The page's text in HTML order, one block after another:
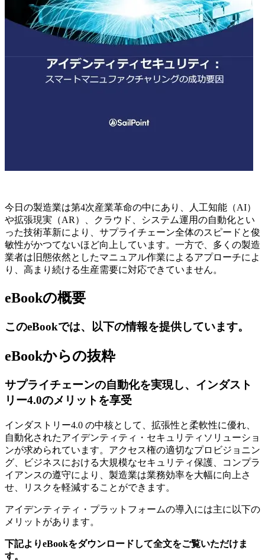
今日の製造業は第4次産業革命の中にあり、人工知能（AI）
や拡張現実（AR）、クラウド、システム運用の自動化とい
った技術革新により、サプライチェーン全体のスピードと俊
敏性がかつてないほど向上しています。一方で、多くの製造
業者は旧態依然としたマニュアル作業によるアプローチによ
り、高まり続ける生産需要に対応できていません。
eBookの概要
このeBookでは、以下の情報を提供しています。
eBookからの抜粋
サプライチェーンの自動化を実現し、インダスト
リー4.0のメリットを享受
インダストリー4.0 の中核として、拡張性と柔軟性に優れ、
自動化されたアイデンティティ・セキュリティソリューショ
ンが求められています。アクセス権の適切なプロビジョニン
グ、ビジネスにおける大規模なセキュリティ保護、コンプラ
イアンスの遵守により、製造業は業務効率を大幅に向上さ
せ、リスクを軽減することができます。
アイデンティティ・プラットフォームの導入には主に以下の
メリットがあります。
下記よりeBookをダウンロードして全文をご覧いただけま
す。